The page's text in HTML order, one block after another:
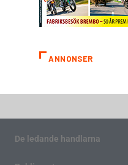
ANNONSER
De ledande handlarna